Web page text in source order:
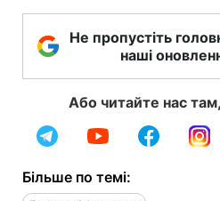
Не пропустіть
наші
Або читайте нас
Більше по темі: